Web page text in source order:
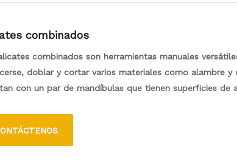
combinados
combinados son herramientas manuales
doblar y cortar varios materiales como alambre y
con un par de mandíbulas que tienen superficies de
lo que permite a los usuarios aplicar la fuerza